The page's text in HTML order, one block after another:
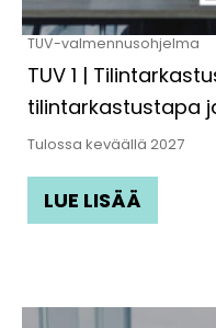
TUV-valmennusohjelma
TUV 1 |
tilintarkastustapa
Tulossa keväällä 2027
LUE LISÄÄ